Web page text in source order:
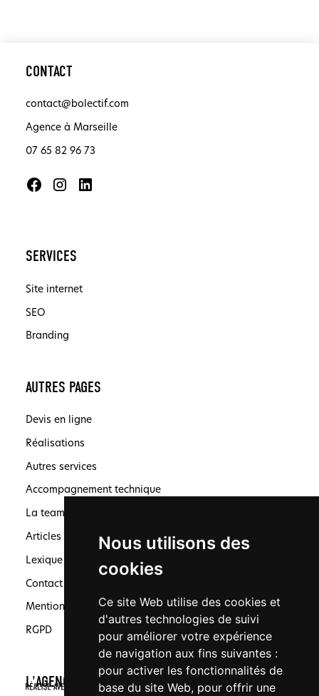
Nous utilisons des
cookies
Ce site Web utilise des cookies et
d'autres technologies de suivi
pour améliorer votre expérience
de navigation aux fins suivantes :
pour activer les fonctionnalités de
base du site Web, pour offrir une
CONTACT
contact@bolectif.com
Agence à Marseille
07 65 82 96 73
SERVICES
Site internet
SEO
Branding
AUTRES PAGES
Devis en ligne
Réalisations
Autres services
Accompagnement technique
La team
Articles
Lexique
Contact
Mentions légales
RGPD
L'AGENCE